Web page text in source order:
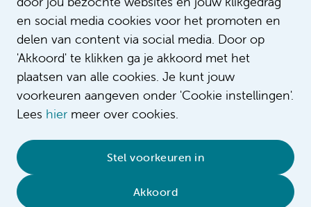
en social media cookies voor het promoten en
delen van content via social media. Door op
'Akkoord' te klikken ga je akkoord met het
plaatsen van alle cookies. Je kunt jouw
voorkeuren aangeven onder 'Cookie instellingen'.
Lees hier meer over cookies.
Stel voorkeuren in
Akkoord
Cookieverklaring • Sitemap